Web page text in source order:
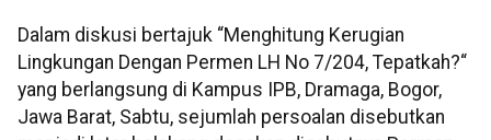
Dalam diskusi bertajuk “Menghitung Kerugian
Lingkungan Dengan Permen LH No 7/204, Tepatkah?“
yang berlangsung di Kampus IPB, Dramaga, Bogor,
Jawa Barat, Sabtu, sejumlah persoalan disebutkan